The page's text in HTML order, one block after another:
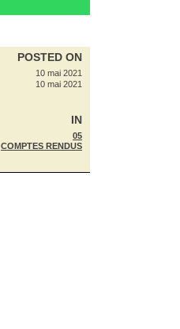
POSTED ON
10 mai 2021
10 mai 2021
IN
05
COMPTES RENDUS